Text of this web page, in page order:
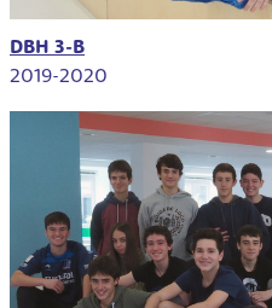
DBH 3-B
2019-2020